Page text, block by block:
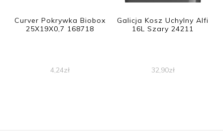
Curver Pokrywka Biobox
25X19X0,7 168718
4,24zł
Galicja Kosz Uchylny Alfi
16L Szary 24211
32,90zł